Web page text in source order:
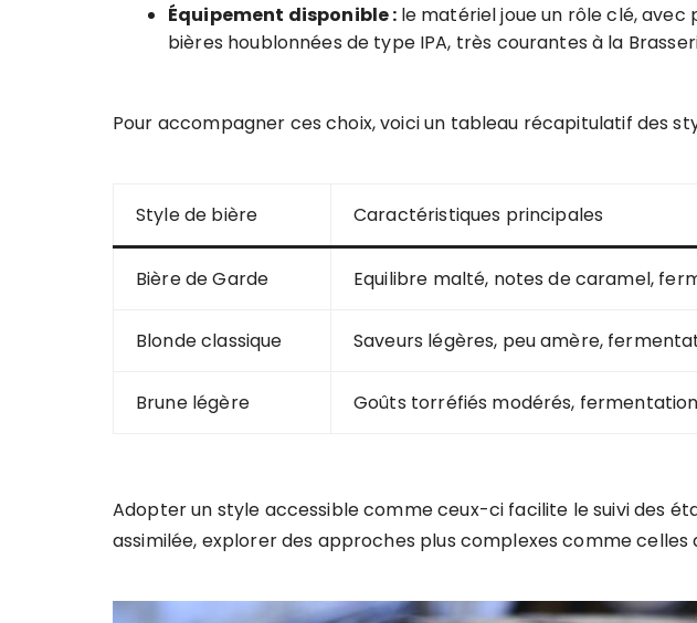
Équipement disponible : le matériel joue un rôle clé,
bières houblonnées de type IPA, très courantes à la
Pour accompagner ces choix, voici un tableau récapitulatif des
Style de bière Caractéristiques principales
Bière de Garde Equilibre malté, notes de caramel,
Blonde classique Saveurs légères, peu amère,
Brune légère Goûts torréfiés modérés,
Adopter un style accessible comme ceux-ci facilite le suivi des
assimilée, explorer des approches plus complexes comme